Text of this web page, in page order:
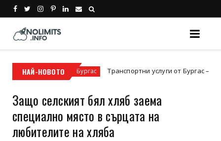
НАЙ-НОВОТО
Преместване Бургас Транспортни услуги от Бургас – надеждно
Защо селският бял хляб заема
специално място в сърцата на
любителите на хляба